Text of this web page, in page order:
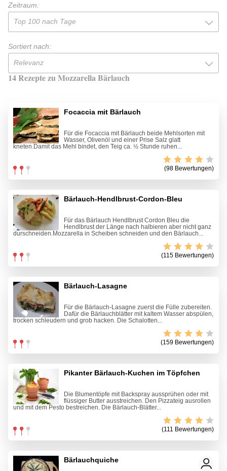
Zeitraum:
Top 100 nach Tage
Sortiert nach:
Relevanz
14 Rezepte zu Mozzarella Bärlauch
Focaccia mit Bärlauch
Für die Focaccia mit Bärlauch beide Mehlsorten mit
Wasser, Olivenöl und einer Prise Salz glatt
kneten.Damit das Mehl bindet, den Teig ca. ½ Stunde ruhen...
(98 Bewertungen)
Bärlauch-Hendlbrust-Cordon-Bleu
Für das Bärlauch Hendlbrust Cordon Bleu die
Hendlbrust der Länge nach halbieren aber nicht ganz
durschneiden.Mozzarella in Scheiben schneiden und den Bärlauch...
(115 Bewertungen)
Bärlauch-Lasagne
Für die Bärlauch-Lasagne zuerst die Fülle zubereiten.
Dafür die Bärlauchblätter mit kaltem Wasser abspülen,
trocken schleudern und grob hacken. Die Schalotten...
(159 Bewertungen)
Pikanter Bärlauch-Kuchen im Töpfchen
Die Blumentöpfe mit Backspray aussprühen oder mit
flüssiger Butter ausstreichen. Den Pizzateig ausrollen
und mit dem Pesto bestreichen. Die Bärlauch-Blätter...
(111 Bewertungen)
Bärlauchquiche